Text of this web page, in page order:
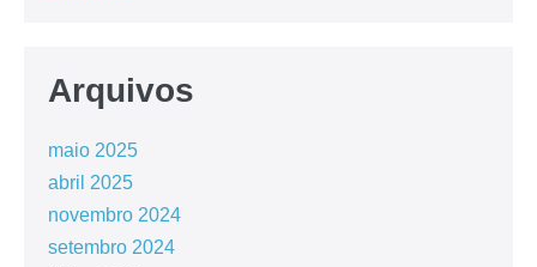
Arquivos
maio 2025
abril 2025
novembro 2024
setembro 2024